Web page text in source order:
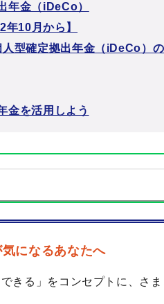
年金（iDeCo）
10月から】
型確定拠出年金（iDeCo）
金を活用しよう
になるあなたへ
きる」をコンセプトに、さ